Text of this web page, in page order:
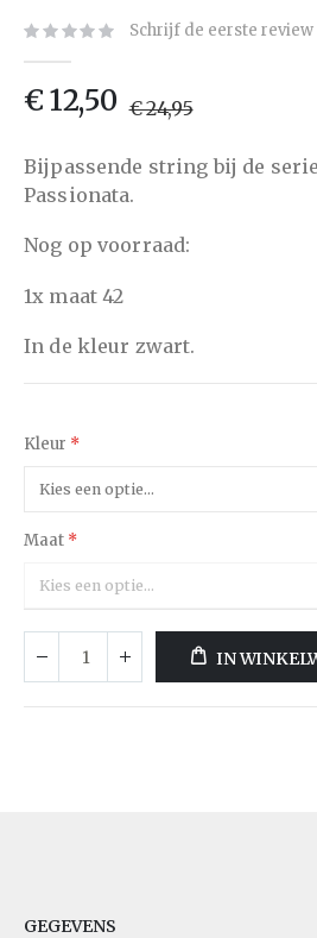
Schrijf de eerste
€ 12,50 € 24,95
Bijpassende string bij de
Passionata.
Nog op voorraad:
1x maat 42
In de kleur zwart.
Kleur
Maat
IN
GEGEVENS